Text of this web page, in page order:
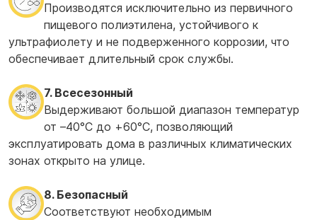
Производятся исключительно из первичного
пищевого полиэтилена, устойчивого к
ультрафиолету и не подверженного коррозии, что
обеспечивает длительный срок службы.
7. Всесезонный
Выдерживают большой диапазон температур
от –40°С до +60°С, позволяющий
эксплуатировать дома в различных климатических
зонах открыто на улице.
8. Безопасный
Соответствуют необходимым